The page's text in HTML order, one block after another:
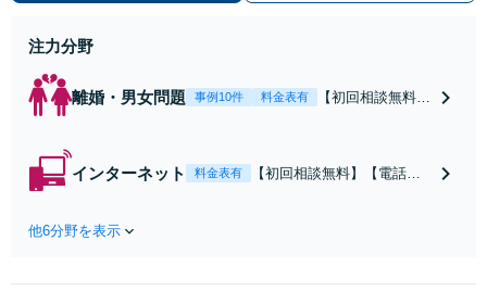
注力分野
離婚・男女問題 事例10件 料金表有
【初回相談無料】
【池袋・東池袋2
インターネット 料金表有
【初回相談無料】【電話相
中傷の削除等、拡散防止に
他6分野を表示